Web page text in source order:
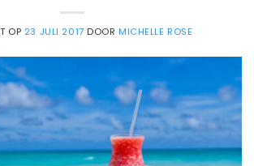
OP 23 JULI 2017 DOORMICHELLE ROSE